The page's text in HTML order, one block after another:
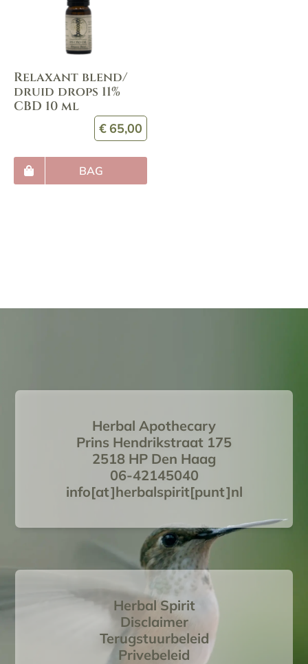
Relaxant blend/
druid drops 11%
CBD 10 ml
€ 65,00
BAG
Herbal Apothecary
Prins Hendrikstraat 175
2518 HP Den Haag
06-42145040
info[at]herbalspirit[punt]nl
Herbal Spirit
Disclaimer
Terugstuurbeleid
Privebeleid